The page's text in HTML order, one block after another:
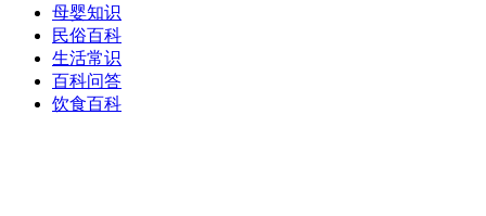
母婴知识
民俗百科
生活常识
百科问答
饮食百科